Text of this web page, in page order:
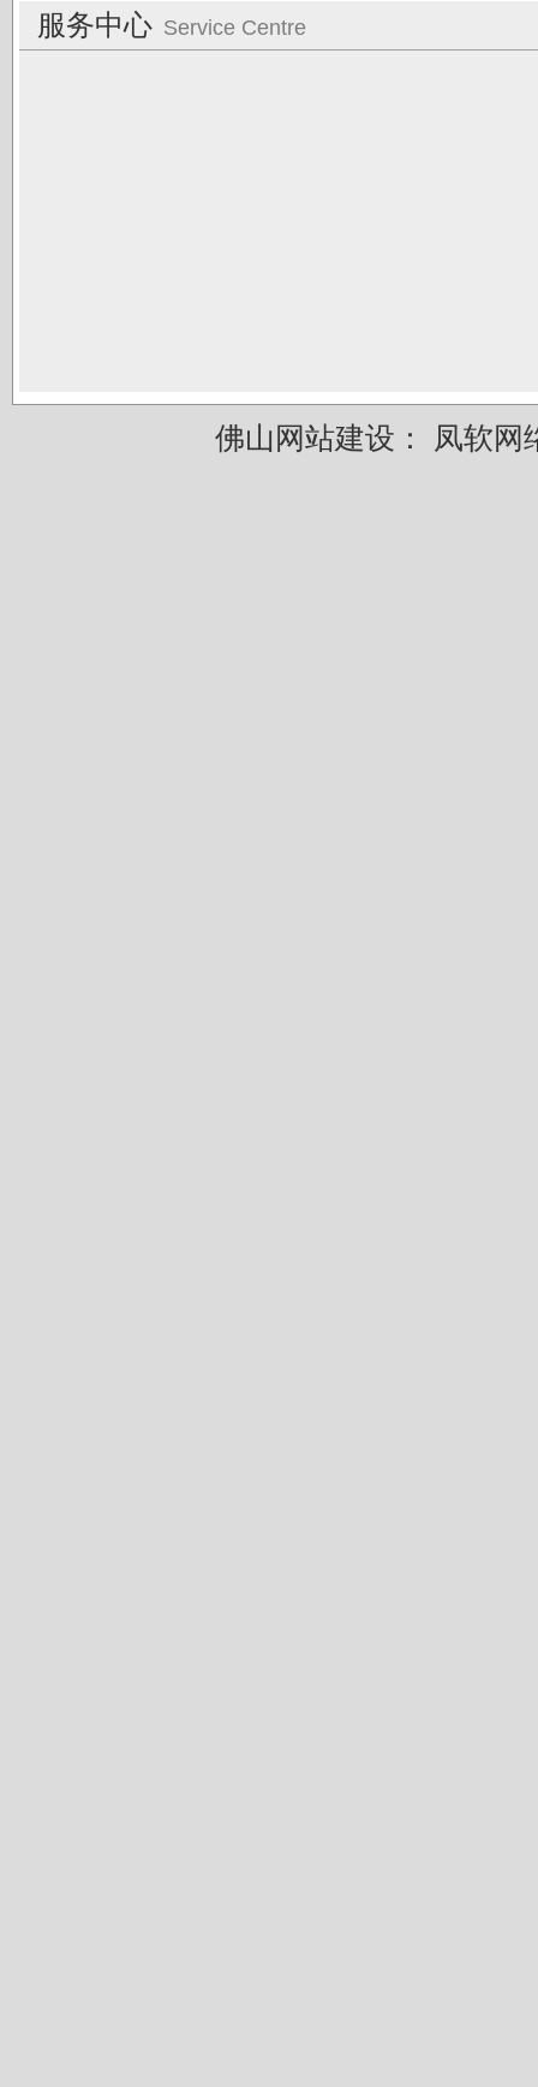
服务中心 Service Centre
佛山网站建设： 凤软网